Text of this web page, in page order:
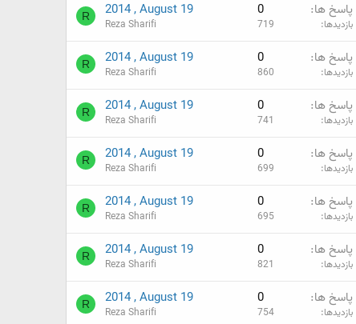
پاسخ ها 0
بازدیدها 719
2014 , August 19
Reza Sharifi
R
پاسخ ها 0
بازدیدها 860
2014 , August 19
Reza Sharifi
R
پاسخ ها 0
بازدیدها 741
2014 , August 19
Reza Sharifi
R
پاسخ ها 0
بازدیدها 699
2014 , August 19
Reza Sharifi
R
پاسخ ها 0
بازدیدها 695
2014 , August 19
Reza Sharifi
R
پاسخ ها 0
بازدیدها 821
2014 , August 19
Reza Sharifi
R
پاسخ ها 0
بازدیدها 754
2014 , August 19
Reza Sharifi
R